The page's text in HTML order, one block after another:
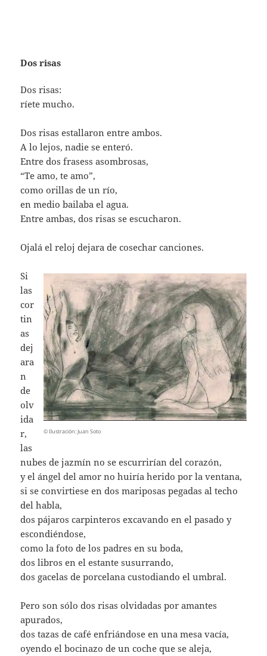
Dos risas
Dos risas:
ríete mucho.
Dos risas estallaron entre ambos.
A lo lejos, nadie se enteró.
Entre dos frasess asombrosas,
“Te amo, te amo”,
como orillas de un río,
en medio bailaba el agua.
Entre ambas, dos risas se escucharon.
Ojalá el reloj dejara de cosechar canciones.
© Ilustración: Juan Soto
Si
las
cor
tin
as
dej
ara
n
de
olv
ida
r,
las
nubes de jazmín no se escurrirían del corazón,
y el ángel del amor no huiría herido por la ventana,
si se convirtiese en dos mariposas pegadas al techo
del habla,
dos pájaros carpinteros excavando en el pasado y
escondiéndose,
como la foto de los padres en su boda,
dos libros en el estante susurrando,
dos gacelas de porcelana custodiando el umbral.
Pero son sólo dos risas olvidadas por amantes
apurados,
dos tazas de café enfriándose en una mesa vacía,
oyendo el bocinazo de un coche que se aleja,